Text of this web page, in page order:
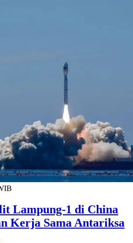
Lampung-1 di China
Kerja Sama Antariksa